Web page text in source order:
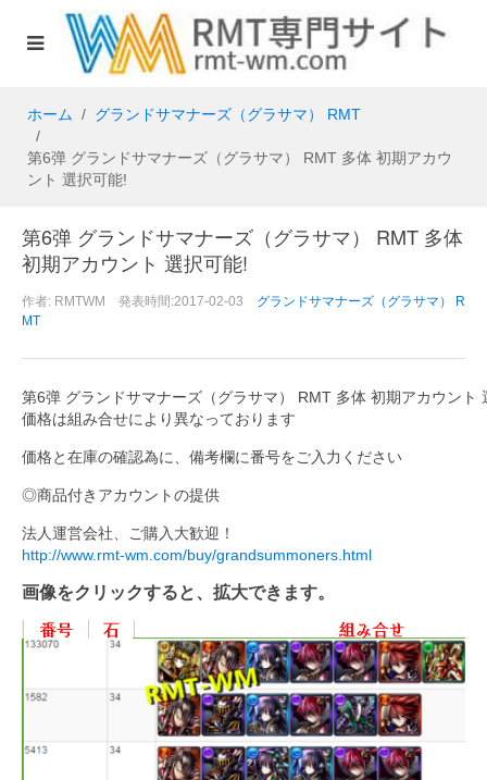
ホーム グランドサマナーズ（グラサマ） RMT
第6弹 グランドサマナーズ（グラサマ） RMT 多体 初期アカウ
ント 選択可能!
第6弹 グランドサマナーズ（グラサマ） RMT 多体
初期アカウント 選択可能!
作者: RMTWM 発表時間:2017-02-03 グランドサマナーズ（グラサマ） R
MT
第6弹 グランドサマナーズ（グラサマ） RMT 多体 初期アカウント
価格は組み合せにより異なっております
価格と在庫の確認為に、備考欄に番号をご入力ください
◎商品付きアカウントの提供
法人運営会社、ご購入大歓迎！
http://www.rmt-wm.com/buy/grandsummoners.html
画像をクリックすると、拡大できます。